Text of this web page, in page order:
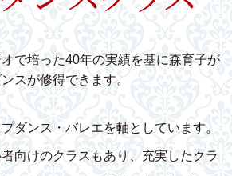
で培った40年の実績を基に森育子が
スが修得できます。
ダンス・バレエを軸としています。
向けのクラスもあり、充実したクラ